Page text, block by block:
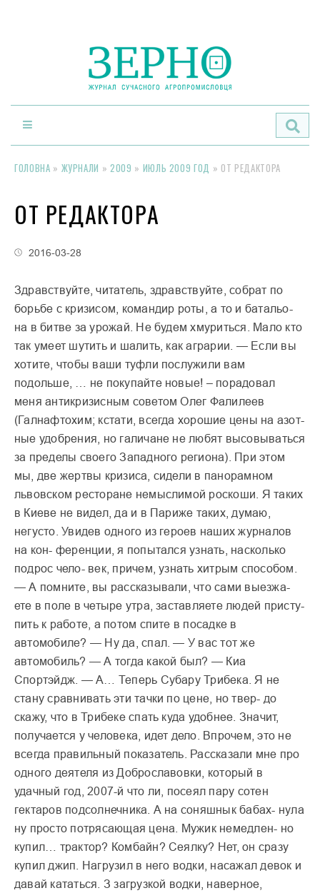
ГОЛОВНА » ЖУРНАЛИ »2009 » ИЮЛЬ 2009 ГОД » ОТ РЕДАКТОРА
ОТ РЕДАКТОРА
2016-03-28
Здравствуйте, читатель, здравствуйте, собрат по
борьбе с кризисом, командир роты, а то и батальо-
на в битве за урожай. Не будем хмуриться. Мало кто
так умеет шутить и шалить, как аграрии. — Если вы
хотите, чтобы ваши туфли послужили вам
подольше, … не покупайте новые! – порадовал
меня антикризисным советом Олег Фалилеев
(Галнафтохим; кстати, всегда хорошие цены на азот-
ные удобрения, но галичане не любят высовываться
за пределы своего Западного региона). При этом
мы, две жертвы кризиса, сидели в панорамном
львовском ресторане немыслимой роскоши. Я таких
в Киеве не видел, да и в Париже таких, думаю,
негусто. Увидев одного из героев наших журналов
на кон- ференции, я попытался узнать, насколько
подрос чело- век, причем, узнать хитрым способом.
— А помните, вы рассказывали, что сами выезжа-
ете в поле в четыре утра, заставляете людей присту-
пить к работе, а потом спите в посадке в
автомобиле? — Ну да, спал. — У вас тот же
автомобиль? — А тогда какой был? — Киа
Спортэйдж. — А… Теперь Субару Трибека. Я не
стану сравнивать эти тачки по цене, но твер- до
скажу, что в Трибеке спать куда удобнее. Значит,
получается у человека, идет дело. Впрочем, это не
всегда правильный показатель. Рассказали мне про
одного деятеля из Доброславовки, который в
удачный год, 2007-й что ли, посеял пару сотен
гектаров подсолнечника. А на соняшнык бабах- нула
ну просто потрясающая цена. Мужик немедлен- но
купил… трактор? Комбайн? Сеялку? Нет, он сразу
купил джип. Нагрузил в него водки, насажал девок и
давай кататься. З загрузкой водки, наверное,